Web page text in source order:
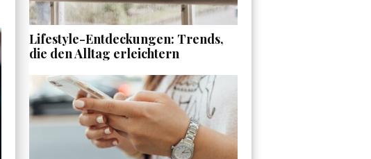
Lifestyle-Entdeckungen: Trends,
die den Alltag erleichtern